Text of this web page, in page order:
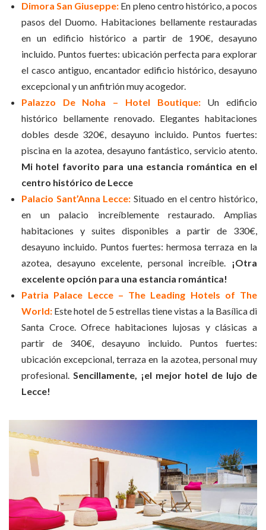
Dimora San Giuseppe: En pleno centro histórico, a pocos
pasos del Duomo. Habitaciones bellamente restauradas
en un edificio histórico a partir de 190€, desayuno
incluido. Puntos fuertes: ubicación perfecta para explorar
el casco antiguo, encantador edificio histórico, desayuno
excepcional y un anfitrión muy acogedor.
Palazzo De Noha – Hotel Boutique:Un edificio
histórico bellamente renovado. Elegantes habitaciones
dobles desde 320€, desayuno incluido. Puntos fuertes:
piscina en la azotea, desayuno fantástico, servicio atento.
Mi hotel favorito para una estancia romántica en el
centro histórico de Lecce
Palacio Sant’Anna Lecce: Situado en el centro histórico,
en un palacio increíblemente restaurado. Amplias
habitaciones y suites disponibles a partir de 330€,
desayuno incluido. Puntos fuertes: hermosa terraza en la
azotea, desayuno excelente, personal increíble. ¡Otra
excelente opción para una estancia romántica!
Patria Palace Lecce – The Leading Hotels of The
World: Este hotel de 5 estrellas tiene vistas a la Basílica di
Santa Croce. Ofrece habitaciones lujosas y clásicas a
partir de 340€, desayuno incluido. Puntos fuertes:
ubicación excepcional, terraza en la azotea, personal muy
profesional. Sencillamente, ¡el mejor hotel de lujo de
Lecce!